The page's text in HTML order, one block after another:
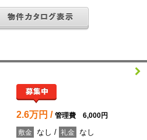
2.6万円 / 管理費 6,000円
敷金 なし / 礼金
なし